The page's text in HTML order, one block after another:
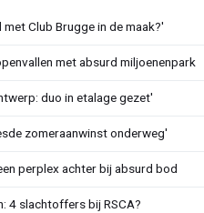
Club Brugge in de maak?'
met absurd miljoenenpark
duo in etalage gezet'
zomeraanwinst onderweg'
perplex achter bij absurd bod
4 slachtoffers bij RSCA?